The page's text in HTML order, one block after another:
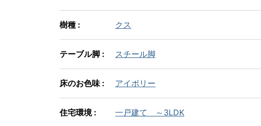
樹種 : クス
テーブル脚 : スチール脚
床のお色味 : アイボリー
住宅環境 : 一戸建て ～3LDK